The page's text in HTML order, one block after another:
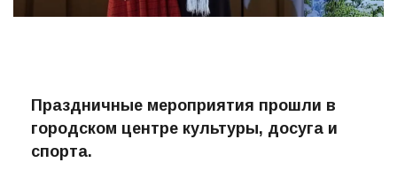
Праздничные мероприятия прошли в
городском центре культуры, досуга и